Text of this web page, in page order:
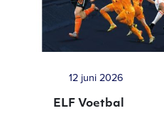
12 juni 2026
ELF Voetbal